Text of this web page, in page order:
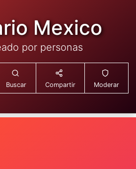
Mexico
por personas
Buscar Compartir Moderar